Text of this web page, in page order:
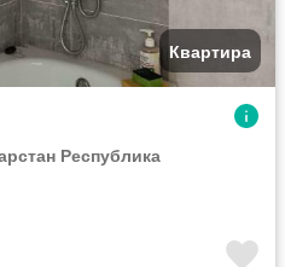
Квартира
Республика